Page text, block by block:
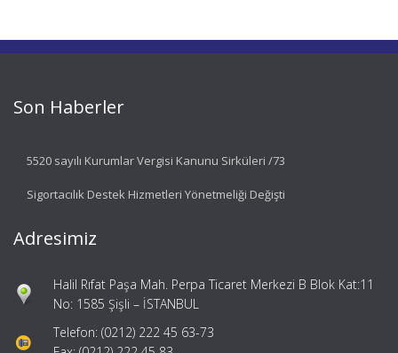
Son Haberler
5520 sayılı Kurumlar Vergisi Kanunu Sirküleri /73
Sigortacılık Destek Hizmetleri Yönetmeliği Değişti
Adresimiz
Halil Rıfat Paşa Mah. Perpa Ticaret Merkezi B Blok Kat:11
No: 1585 Şişli – İSTANBUL
Telefon: (0212) 222 45 63-73